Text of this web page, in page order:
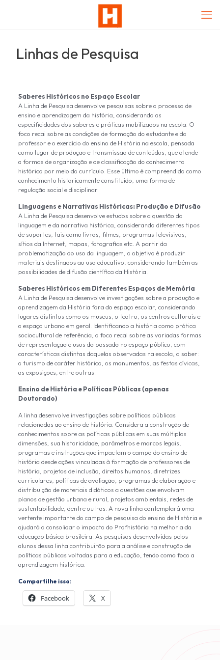
Linhas de Pesquisa
Saberes Históricos no Espaço Escolar
A Linha de Pesquisa desenvolve pesquisas sobre o processo de
ensino e aprendizagem da história, considerando as
especificidades dos saberes e práticas mobilizados na escola. O
foco recai sobre as condições de formação do estudante e do
professor e o exercício do ensino de História na escola, pensada
como lugar de produção e transmissão de conteúdos, que atende
a formas de organização e de classificação do conhecimento
histórico por meio do currículo. Esse último é compreendido como
conhecimento historicamente constituído, uma forma de
regulação social e disciplinar.
Linguagens e Narrativas Históricas: Produção e Difusão
A Linha de Pesquisa desenvolve estudos sobre a questão da
linguagem e da narrativa histórica, considerando diferentes tipos
de suportes, tais como livros, filmes, programas televisivos,
sítios da Internet, mapas, fotografias etc. A partir da
problematização do uso da linguagem, o objetivo é produzir
materiais destinados ao uso educativo, considerando também as
possibilidades de difusão científica da História.
Saberes Históricos em Diferentes Espaços de Memória
A Linha de Pesquisa desenvolve investigações sobre a produção e
aprendizagem da História fora do espaço escolar, considerando
lugares distintos como os museus, o teatro, os centros culturais e
o espaço urbano em geral. Identificando a história como prática
sociocultural de referência, o foco recai sobre as variadas formas
de representação e usos do passado no espaço público, com
características distintas daquelas observadas na escola, a saber:
o turismo de caráter histórico, os monumentos, as festas cívicas,
as exposições, entre outras.
Ensino de História e Políticas Públicas (apenas
Doutorado)
A linha desenvolve investigações sobre políticas públicas
relacionadas ao ensino de história. Considera a construção de
conhecimentos sobre as políticas públicas em suas múltiplas
dimensões, sua historicidade, parâmetros e marcos legais,
programas e instruções que impactam o campo do ensino de
história desde ações vinculadas à formação de professores de
história, projetos de inclusão, direitos humanos, diretrizes
curriculares, políticas de avaliação, programas de elaboração e
distribuição de materiais didáticos a questões que envolvam
planos de gestão urbana e rural, projetos ambientais, redes de
sustentabilidade, dentre outras. A nova linha contemplará uma
vertente importante do campo de pesquisa do ensino de História e
ajudará a consolidar o impacto do Profhistória na melhoria da
educação básica brasileira. As pesquisas desenvolvidas pelos
alunos dessa linha contribuirão para a análise e construção de
políticas públicas voltadas para a educação, tendo como foco a
aprendizagem histórica.
Compartilhe isso:
Facebook X